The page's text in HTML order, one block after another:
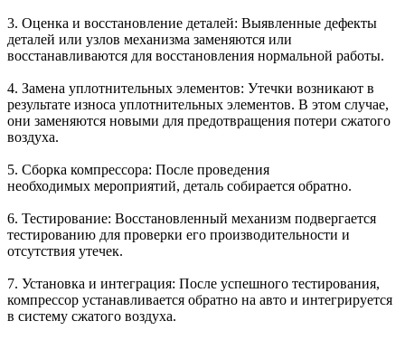
3. Оценка и восстановление деталей: Выявленные дефекты
деталей или узлов механизма заменяются или
восстанавливаются для восстановления нормальной работы.
4. Замена уплотнительных элементов: Утечки возникают в
результате износа уплотнительных элементов. В этом случае,
они заменяются новыми для предотвращения потери сжатого
воздуха.
5. Сборка компрессора: После проведения
необходимых мероприятий, деталь собирается обратно.
6. Тестирование: Восстановленный механизм подвергается
тестированию для проверки его производительности и
отсутствия утечек.
7. Установка и интеграция: После успешного тестирования,
компрессор устанавливается обратно на авто и интегрируется
в систему сжатого воздуха.